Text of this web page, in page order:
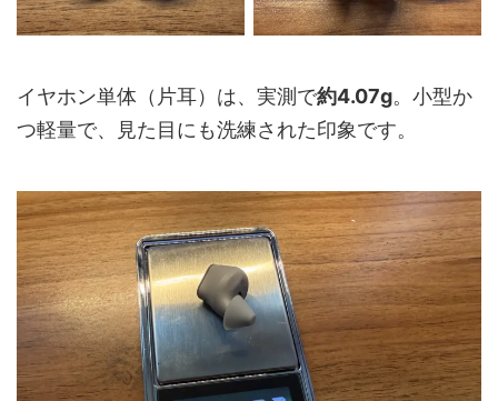
イヤホン単体（片耳）は、実測で約4.07g。小型か
つ軽量で、見た目にも洗練された印象です。